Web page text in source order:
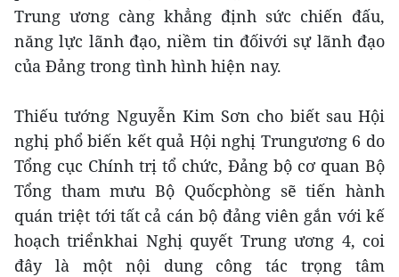
Trung ương càng khẳng định sức chiến đấu,
năng lực lãnh đạo, niềm tin đốivới sự lãnh đạo
của Đảng trong tình hình hiện nay.
Thiếu tướng Nguyễn Kim Sơn cho biết sau Hội
nghị phổ biến kết quả Hội nghị Trungương 6 do
Tổng cục Chính trị tổ chức, Đảng bộ cơ quan Bộ
Tổng tham mưu Bộ Quốcphòng sẽ tiến hành
quán triệt tới tất cả cán bộ đảng viên gắn với kế
hoạch triểnkhai Nghị quyết Trung ương 4, coi
đây là một nội dung công tác trọng tâm